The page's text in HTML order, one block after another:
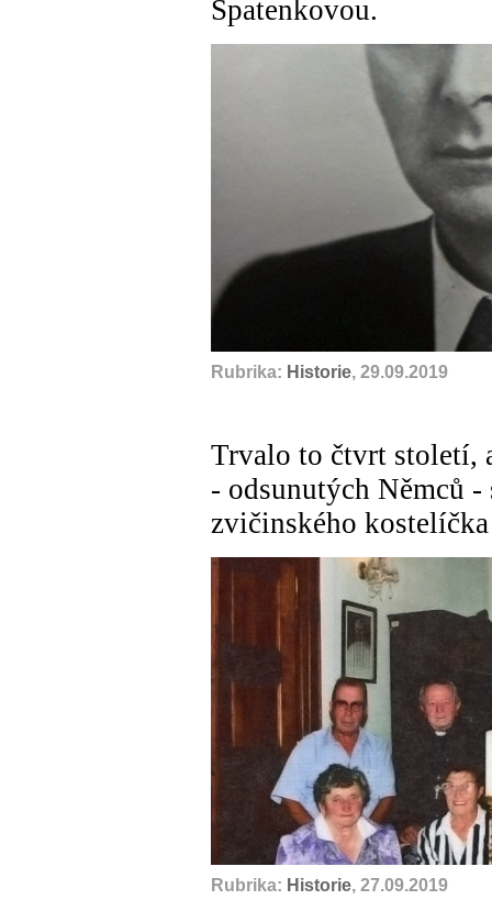
Špatenkovou.
Rubrika: Historie, 29.09.2019
Trvalo to čtvrt století,
- odsunutých Němců -
zvičinského kostelíčka
Rubrika: Historie, 27.09.2019